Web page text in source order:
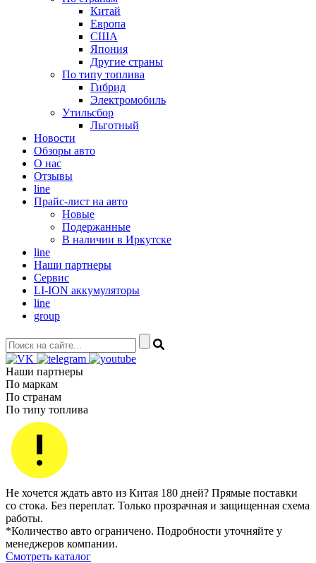
Китай
Европа
США
Япония
Другие страны
По типу топлива
Гибрид
Электромобиль
Утильсбор
Льготный
Новости
Обзоры авто
О нас
Отзывы
line
Прайс-лист на авто
Новые
Подержанные
В наличии в Иркутске
line
Наши партнеры
Cервис
LI-ION аккумуляторы
line
group
Наши партнеры
По маркам
По странам
По типу топлива
Не хочется ждать авто из Китая 180 дней? Прямые поставки
со стока. Без переплат. Только прозрачная и защищенная схема
работы.
*Количество авто ограничено. Подробности уточняйте у
менеджеров компании.
Смотреть каталог